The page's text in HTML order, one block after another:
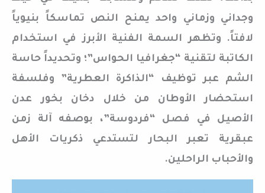
وجداني وزماني واحد يمنح النص تماسكاً بنيوياً
لافتاً. وتظهر السمة الفنية الأبرز في استخدام
الكاتبة لتقنية “جغرافيا الحواس”؛ وتحديداً حاسة
الشم عبر توظيف “الذاكرة العطرية” وفلسفة
استحضار الأوطان من خلال دخان بخور عدن
الأصيل في فصل “فردوسة”، بوصفه آلة زمن
عبقرية تعبر البحار لتستدعي ذكريات الأهل
والأحباب الراحلين.